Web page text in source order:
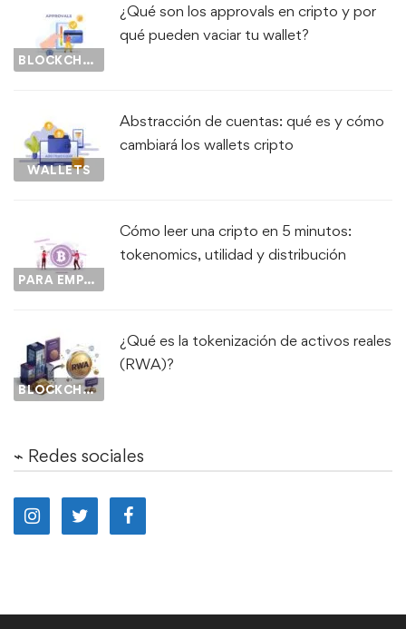
BLOCKCHAIN
¿Qué son los approvals en cripto y por
qué pueden vaciar tu wallet?
WALLETS
Abstracción de cuentas: qué es y cómo
cambiará los wallets cripto
PARA EMPEZAR...
Cómo leer una cripto en 5 minutos:
tokenomics, utilidad y distribución
BLOCKCHAIN
¿Qué es la tokenización de activos reales
(RWA)?
⌁ Redes sociales